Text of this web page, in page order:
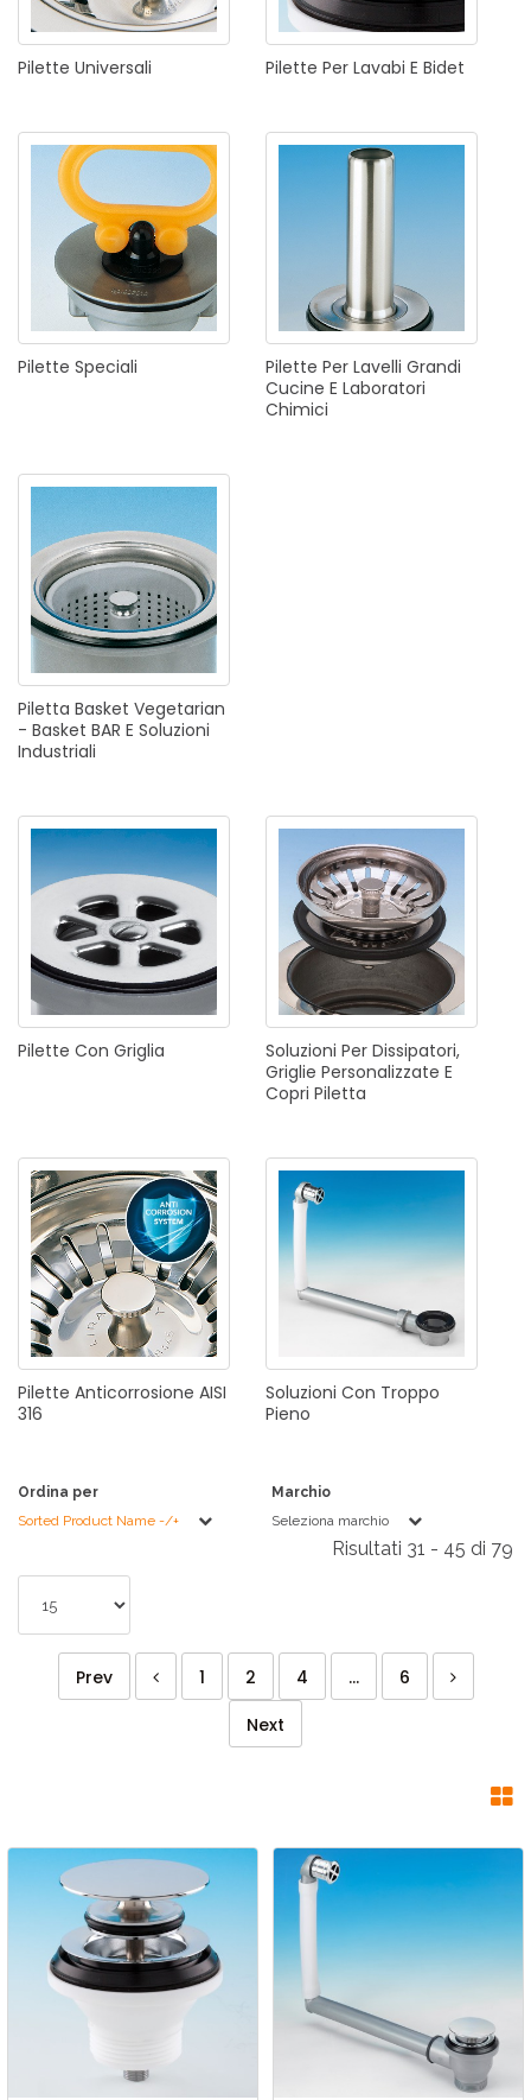
Pilette Universali Pilette Per Lavabi E Bidet
Pilette Speciali Pilette Per Lavelli Grandi
Cucine E Laboratori
Chimici
Piletta Basket Vegetarian
- Basket BAR E Soluzioni
Industriali
Pilette Con Griglia Soluzioni Per Dissipatori,
Griglie Personalizzate E
Copri Piletta
Pilette Anticorrosione AISI
316
Soluzioni Con Troppo
Pieno
Ordina per
Sorted Product Name -/+
Marchio
Seleziona marchio
Risultati 31 - 45 di 79
Prev 1 2 4 ...
6
Next